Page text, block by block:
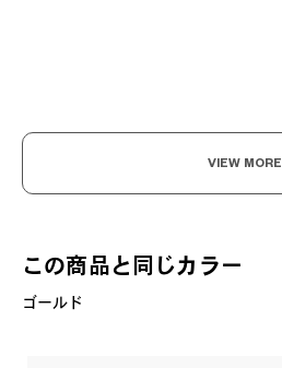
VIEW MORE
この商品と同じカラー
ゴールド